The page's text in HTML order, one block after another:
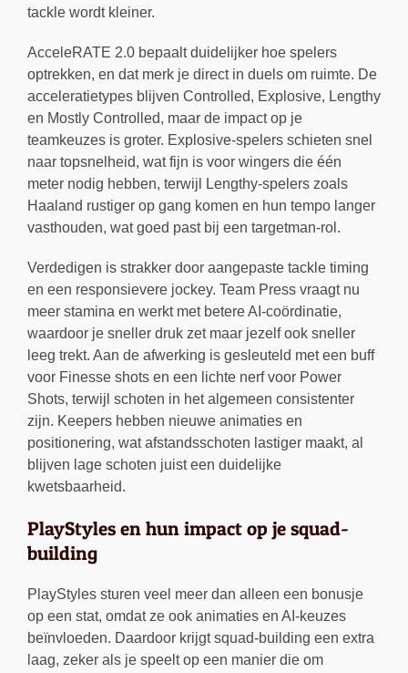
tackle wordt kleiner.
AcceleRATE 2.0 bepaalt duidelijker hoe spelers
optrekken, en dat merk je direct in duels om ruimte. De
acceleratietypes blijven Controlled, Explosive, Lengthy
en Mostly Controlled, maar de impact op je
teamkeuzes is groter. Explosive-spelers schieten snel
naar topsnelheid, wat fijn is voor wingers die één
meter nodig hebben, terwijl Lengthy-spelers zoals
Haaland rustiger op gang komen en hun tempo langer
vasthouden, wat goed past bij een targetman-rol.
Verdedigen is strakker door aangepaste tackle timing
en een responsievere jockey. Team Press vraagt nu
meer stamina en werkt met betere AI-coördinatie,
waardoor je sneller druk zet maar jezelf ook sneller
leeg trekt. Aan de afwerking is gesleuteld met een buff
voor Finesse shots en een lichte nerf voor Power
Shots, terwijl schoten in het algemeen consistenter
zijn. Keepers hebben nieuwe animaties en
positionering, wat afstandsschoten lastiger maakt, al
blijven lage schoten juist een duidelijke
kwetsbaarheid.
PlayStyles en hun impact op je squad-
building
PlayStyles sturen veel meer dan alleen een bonusje
op een stat, omdat ze ook animaties en AI-keuzes
beïnvloeden. Daardoor krijgt squad-building een extra
laag, zeker als je speelt op een manier die om